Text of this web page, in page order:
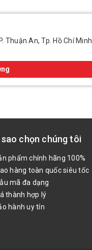
Thuận An, Tp. Hồ Chí Minh
chọn chúng tôi
phẩm chính hãng 100%
hàng toàn quốc siêu tốc
mã đa dạng
thành hợp lý
hành uy tín